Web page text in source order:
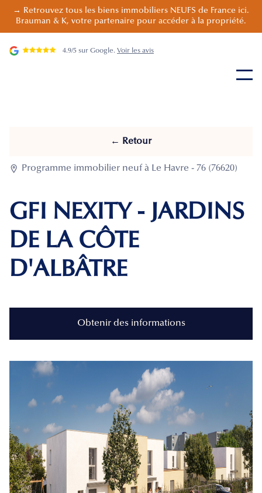
→ Retrouvez tous les biens immobiliers NEUFS de France ici.
Brauman & K, votre partenaire pour accéder à la propriété.
4.9/5 sur Google. Voir les avis
← Retour
 Programme immobilier neuf à Le Havre - 76 (76620)
GFI NEXITY - JARDINS
DE LA CÔTE
D'ALBÂTRE
Obtenir des informations